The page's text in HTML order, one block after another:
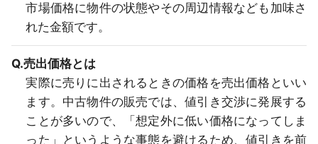
市場価格に物件の状態やその周辺情報なども加味さ
れた金額です。
Q.売出価格とは
実際に売りに出されるときの価格を売出価格といい
ます。中古物件の販売では、値引き交渉に発展する
ことが多いので、「想定外に低い価格になってしま
った」というような事態を避けるため、値引きを前